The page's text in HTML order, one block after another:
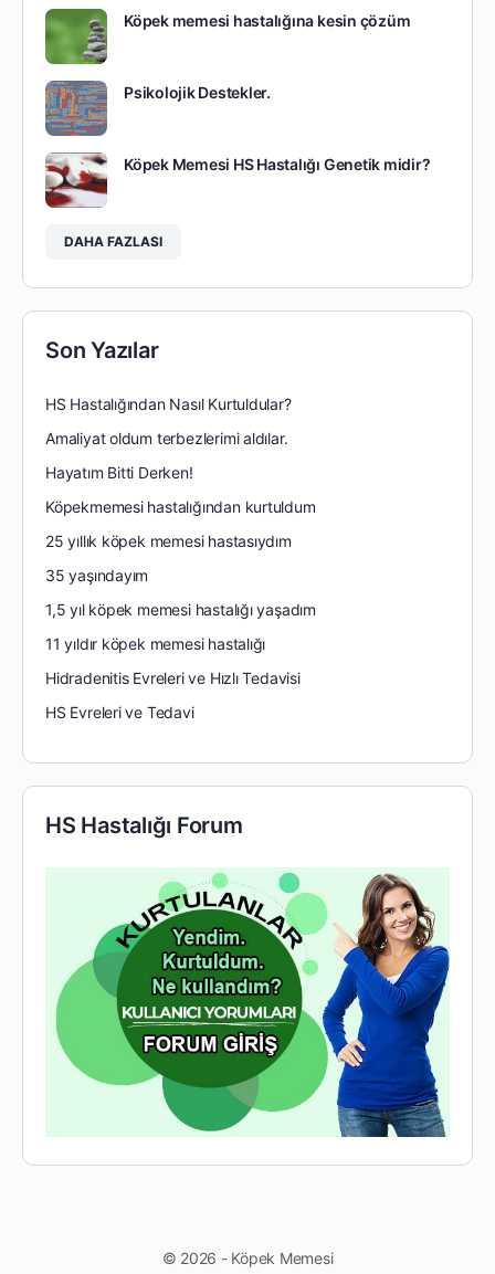
Köpek memesi hastalığına kesin çözüm
Psikolojik Destekler.
Köpek Memesi HS Hastalığı Genetik midir?
DAHA FAZLASI
Son Yazılar
HS Hastalığından Nasıl Kurtuldular?
Amaliyat oldum terbezlerimi aldılar.
Hayatım Bitti Derken!
Köpekmemesi hastalığından kurtuldum
25 yıllık köpek memesi hastasıydım
35 yaşındayım
1,5 yıl köpek memesi hastalığı yaşadım
11 yıldır köpek memesi hastalığı
Hidradenitis Evreleri ve Hızlı Tedavisi
HS Evreleri ve Tedavi
HS Hastalığı Forum
© 2026 - Köpek Memesi